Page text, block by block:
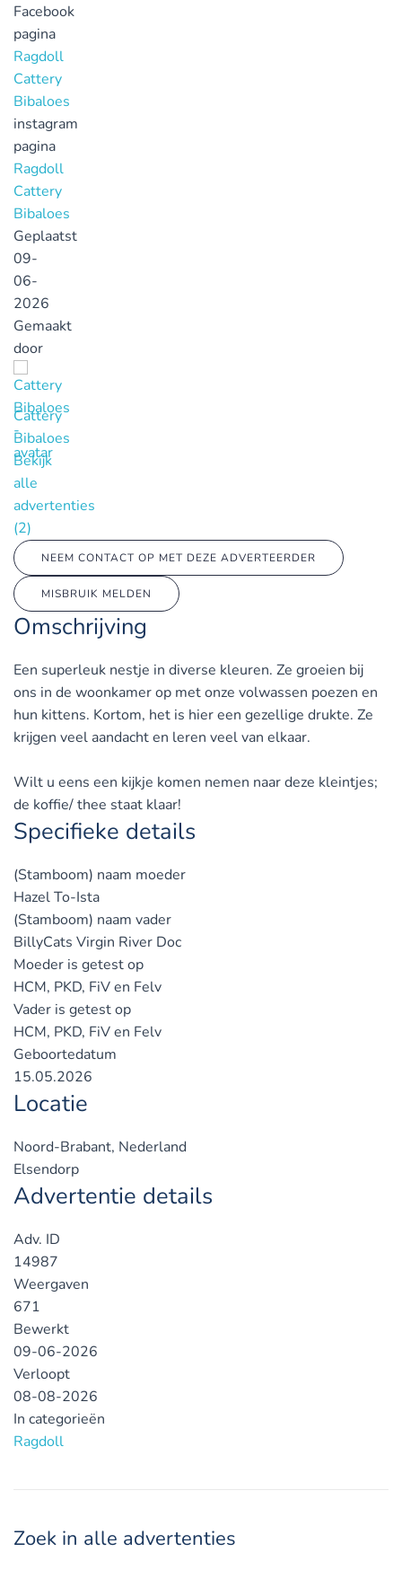
Facebook
pagina
Ragdoll
Cattery
Bibaloes
instagram
pagina
Ragdoll
Cattery
Bibaloes
Geplaatst
09-
06-
2026
Gemaakt
door
Cattery
Bibaloes
Bekijk
alle
advertenties
(2)
NEEM CONTACT OP MET DEZE ADVERTEERDER
MISBRUIK MELDEN
Omschrijving
Een superleuk nestje in diverse kleuren. Ze groeien bij
ons in de woonkamer op met onze volwassen poezen en
hun kittens. Kortom, het is hier een gezellige drukte. Ze
krijgen veel aandacht en leren veel van elkaar.
Wilt u eens een kijkje komen nemen naar deze kleintjes;
de koffie/ thee staat klaar!
Specifieke details
(Stamboom) naam moeder
Hazel To-Ista
(Stamboom) naam vader
BillyCats Virgin River Doc
Moeder is getest op
HCM, PKD, FiV en Felv
Vader is getest op
HCM, PKD, FiV en Felv
Geboortedatum
15.05.2026
Locatie
Noord-Brabant, Nederland
Elsendorp
Advertentie details
Adv. ID
14987
Weergaven
671
Bewerkt
09-06-2026
Verloopt
08-08-2026
In categorieën
Ragdoll
Zoek in alle advertenties